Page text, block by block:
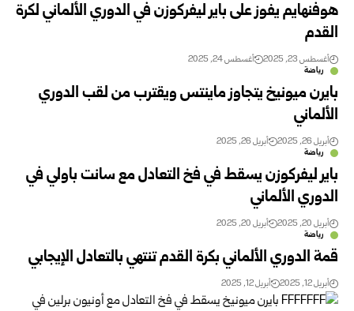
هوفنهايم يفوز على باير ليفركوزن في الدوري الألماني لكرة
القدم
أغسطس 23, 2025 أغسطس 24, 2025
رياضة
بايرن ميونيخ يتجاوز ماينتس ويقترب من لقب الدوري
الألماني
أبريل 26, 2025 أبريل 26, 2025
رياضة
باير ليفركوزن يسقط في فخ التعادل مع سانت باولي في
الدوري الألماني
أبريل 20, 2025 أبريل 20, 2025
رياضة
قمة الدوري الألماني بكرة القدم تنتهي بالتعادل الإيجابي
أبريل 12, 2025 أبريل 12, 2025